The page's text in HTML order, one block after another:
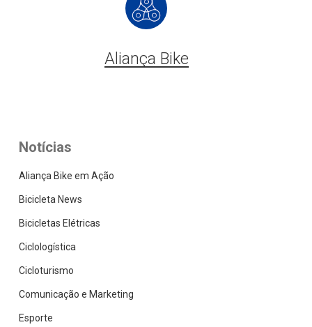
Aliança Bike
Notícias
Aliança Bike em Ação
Bicicleta News
Bicicletas Elétricas
Ciclologística
Cicloturismo
Comunicação e Marketing
Esporte